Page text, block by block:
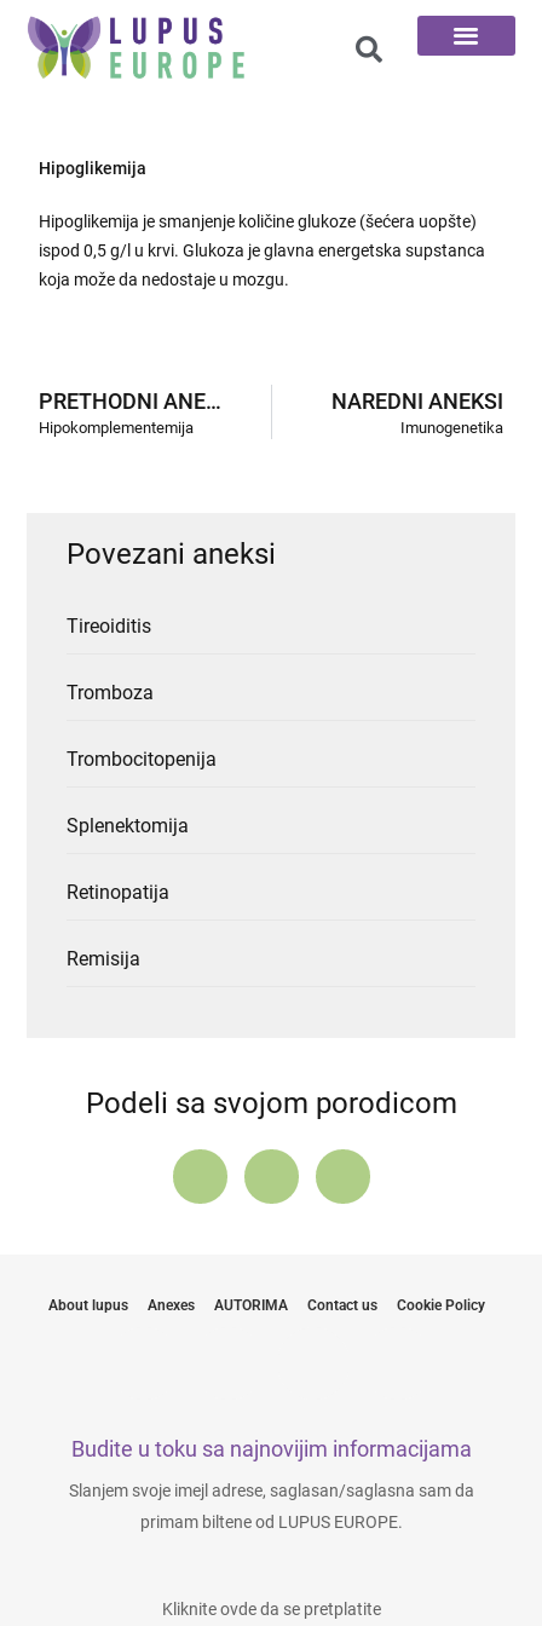
Hipoglikemija
Hipoglikemija je smanjenje količine glukoze (šećera uopšte)
ispod 0,5 g/l u krvi. Glukoza je glavna energetska supstanca
koja može da nedostaje u mozgu.
PRETHODNI ANEKSI
Hipokomplementemija
NAREDNI ANEKSI
Imunogenetika
Povezani aneksi
Tireoiditis
Tromboza
Trombocitopenija
Splenektomija
Retinopatija
Remisija
Podeli sa svojom porodicom
About lupus Anexes AUTORIMA Contact us Cookie Policy
Budite u toku sa najnovijim informacijama
Slanjem svoje imejl adrese, saglasan/saglasna sam da
primam biltene od LUPUS EUROPE.
Kliknite ovde da se pretplatite